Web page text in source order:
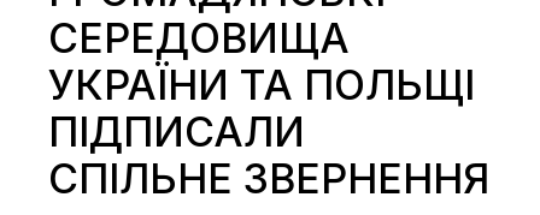
СЕРЕДОВИЩА
УКРАЇНИ ТА ПОЛЬЩІ
ПІДПИСАЛИ
СПІЛЬНЕ ЗВЕРНЕННЯ